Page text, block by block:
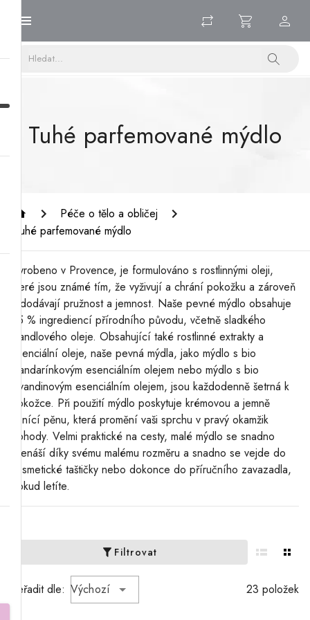
Tuhé parfemované mýdlo
Péče o tělo a obličej
Tuhé parfemované mýdlo
Vyrobeno v Provence, je formulováno s rostlinnými oleji,
které jsou známé tím, že vyživují a chrání pokožku a zároveň
jí dodávají pružnost a jemnost. Naše pevné mýdlo obsahuje
95 % ingrediencí přírodního původu, včetně sladkého
mandlového oleje. Obsahující také rostlinné extrakty a
esenciální oleje, naše pevná mýdla, jako mýdlo s bio
mandarínkovým esenciálním olejem nebo mýdlo s bio
lavandinovým esenciálním olejem, jsou každodenně šetrná k
pokožce. Při použití mýdlo poskytuje krémovou a jemně
vonící pěnu, která promění vaši sprchu v pravý okamžik
pohody. Velmi praktické na cesty, malé mýdlo se snadno
přenáší díky svému malému rozměru a snadno se vejde do
kosmetické taštičky nebo dokonce do příručního zavazadla,
pokud letíte.
Filtrovat
23 položek
Seřadit dle: Výchozí